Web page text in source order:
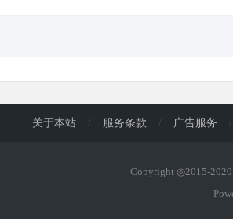
关于本站 / 服务条款 / 广告服务 /
Copyright ◎2015-